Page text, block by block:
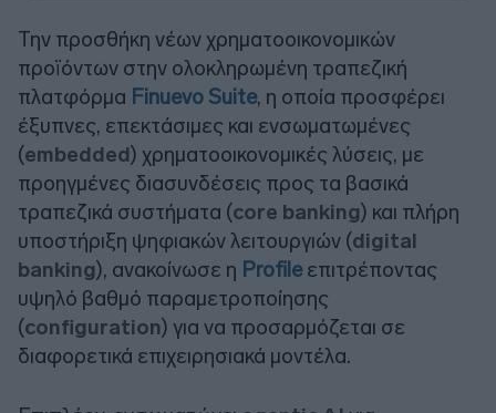
Την προσθήκη νέων χρηματοοικονομικών
προϊόντων στην ολοκληρωμένη τραπεζική
πλατφόρμα Finuevo Suite, η οποία προσφέρει
έξυπνες, επεκτάσιμες και ενσωματωμένες
(embedded) χρηματοοικονομικές λύσεις, με
προηγμένες διασυνδέσεις προς τα βασικά
τραπεζικά συστήματα (core banking) και πλήρη
υποστήριξη ψηφιακών λειτουργιών (digital
banking), ανακοίνωσε η Profileεπιτρέποντας
υψηλό βαθμό παραμετροποίησης
(configuration) για να προσαρμόζεται σε
διαφορετικά επιχειρησιακά μοντέλα.